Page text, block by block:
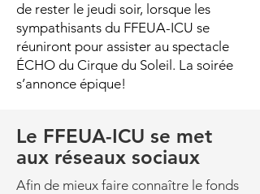
de rester le jeudi soir, lorsque les
sympathisants du FFEUA-ICU se
réuniront pour assister au spectacle
ÉCHO du Cirque du Soleil. La soirée
s’annonce épique!
Le FFEUA-ICU se met
aux réseaux sociaux
Afin de mieux faire connaître le fonds